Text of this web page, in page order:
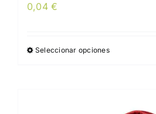
0,04€
Seleccionar opcionesEste